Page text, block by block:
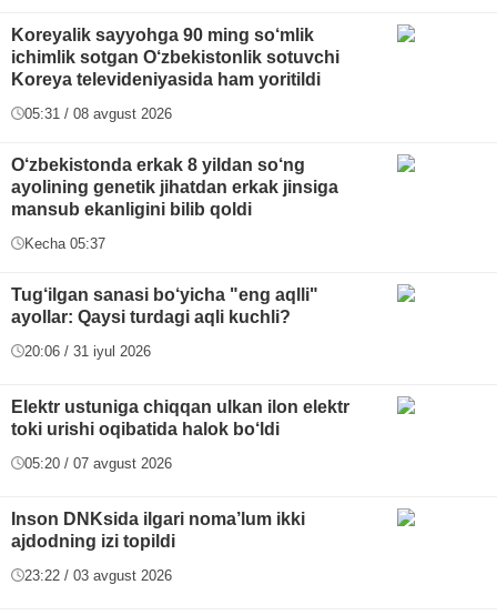
Koreyalik sayyohga 90 ming so‘mlik
ichimlik sotgan O‘zbekistonlik sotuvchi
Koreya televideniyasida ham yoritildi
05:31 / 08 avgust 2026
O‘zbekistonda erkak 8 yildan so‘ng
ayolining genetik jihatdan erkak jinsiga
mansub ekanligini bilib qoldi
Kecha 05:37
Tug‘ilgan sanasi bo‘yicha "eng aqlli"
ayollar: Qaysi turdagi aqli kuchli?
20:06 / 31 iyul 2026
Elektr ustuniga chiqqan ulkan ilon elektr
toki urishi oqibatida halok bo‘ldi
05:20 / 07 avgust 2026
Inson DNKsida ilgari noma’lum ikki
ajdodning izi topildi
23:22 / 03 avgust 2026